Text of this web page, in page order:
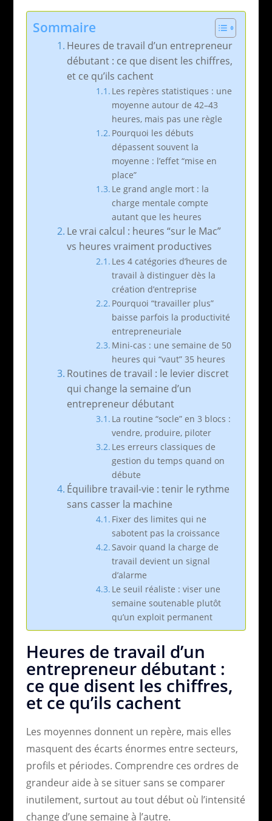
Sommaire
Heures de travail d’un entrepreneur
débutant : ce que disent les chiffres,
et ce qu’ils cachent
Les repères statistiques : une
moyenne autour de 42–43
heures, mais pas une règle
Pourquoi les débuts
dépassent souvent la
moyenne : l’effet “mise en
place”
Le grand angle mort : la
charge mentale compte
autant que les heures
Le vrai calcul : heures “sur le Mac”
vs heures vraiment productives
Les 4 catégories d’heures de
travail à distinguer dès la
création d’entreprise
Pourquoi “travailler plus”
baisse parfois la productivité
entrepreneuriale
Mini-cas : une semaine de 50
heures qui “vaut” 35 heures
Routines de travail : le levier discret
qui change la semaine d’un
entrepreneur débutant
La routine “socle” en 3 blocs :
vendre, produire, piloter
Les erreurs classiques de
gestion du temps quand on
débute
Équilibre travail-vie : tenir le rythme
sans casser la machine
Fixer des limites qui ne
sabotent pas la croissance
Savoir quand la charge de
travail devient un signal
d’alarme
Le seuil réaliste : viser une
semaine soutenable plutôt
qu’un exploit permanent
Heures de travail d’un
entrepreneur débutant :
ce que disent les chiffres,
et ce qu’ils cachent
Les moyennes donnent un repère, mais elles
masquent des écarts énormes entre secteurs,
profils et périodes. Comprendre ces ordres de
grandeur aide à se situer sans se comparer
inutilement, surtout au tout début où l’intensité
change d’une semaine à l’autre.